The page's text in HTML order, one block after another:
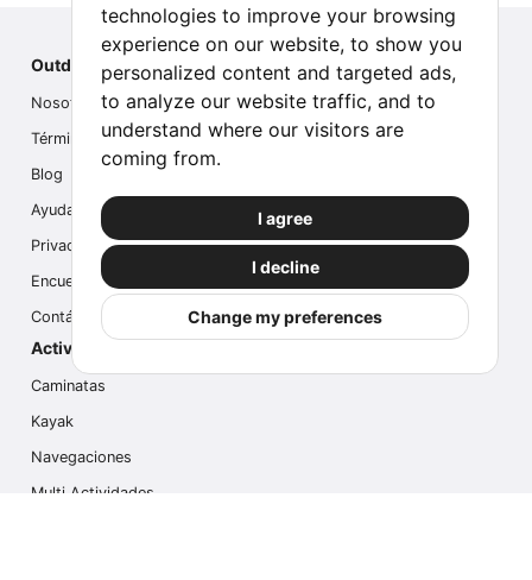
technologies to improve your browsing
experience on our website, to show you
personalized content and targeted ads,
to analyze our website traffic, and to
understand where our visitors are
coming from.
I agree
I decline
Change my preferences
Outdoor Index
Nosotros
Términos
Blog
Ayuda
Privacidad
Encuesta
Contáctanos
Actividades populares
Caminatas
Kayak
Navegaciones
Multi Actividades